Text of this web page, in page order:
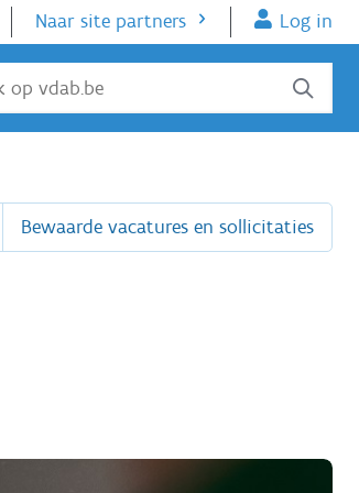
Naar site partners Log in
Bewaarde vacatures en sollicitaties